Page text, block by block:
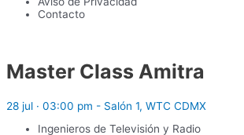
Contacto
Master Class Amitra
28 jul · 03:00 pm - Salón 1, WTC CDMX
Ingenieros de Televisión y Radio